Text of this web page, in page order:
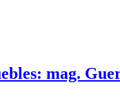
mag.